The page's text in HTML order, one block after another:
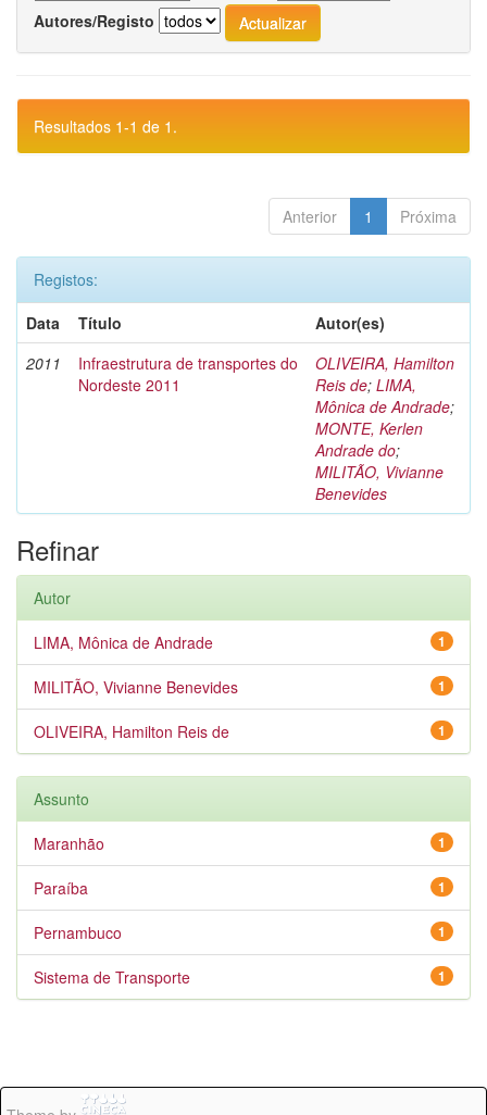
Autores/Registo
Resultados 1-1 de 1.
Anterior 1 Próxima
Registos:
Data
Título
Autor(es)
2011
Infraestrutura de transportes do
Nordeste 2011
OLIVEIRA, Hamilton
Reis de; LIMA,
Mônica de Andrade;
MONTE, Kerlen
Andrade do;
MILITÃO, Vivianne
Benevides
Refinar
Autor
1
LIMA, Mônica de Andrade
1
MILITÃO, Vivianne Benevides
1
OLIVEIRA, Hamilton Reis de
Assunto
1
Maranhão
1
Paraíba
1
Pernambuco
1
Sistema de Transporte